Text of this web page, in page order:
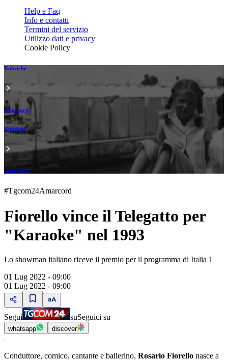
Help e Faq
Info e contatti
Termini del servizio
Utilizzo dati e privacy
Cookie Policy
Rubriche
amarcord
Rubriche
amarcord
#Tgcom24Amarcord
Fiorello vince il Telegatto per
"Karaoke" nel 1993
Lo showman italiano riceve il premio per il programma di Italia 1
01 Lug 2022 - 09:00
01 Lug 2022 - 09:00
Segui suSeguici su
whatsapp discover
Conduttore, comico, cantante e ballerino, Rosario Fiorello nasce a